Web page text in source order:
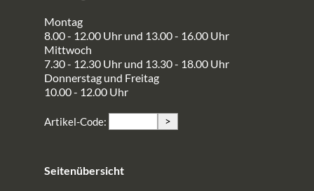
Montag
8.00 - 12.00 Uhr und 13.00 - 16.00 Uhr
Mittwoch
7.30 - 12.30 Uhr und 13.30 - 18.00 Uhr
Donnerstag und Freitag
10.00 - 12.00 Uhr
Artikel-Code: >
Seitenübersicht